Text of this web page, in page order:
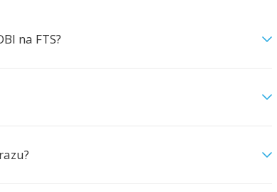
na FTS?